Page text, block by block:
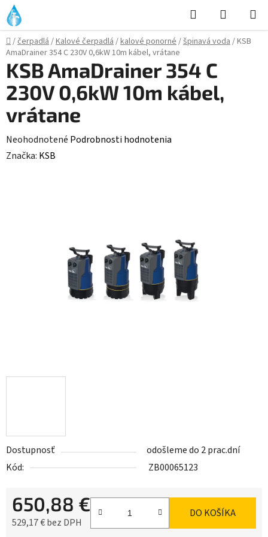
Prejsť
na
obsah
Hľadať
KOŠÍK
Domov
/čerpadlá/Kalové čerpadlá/kalové ponorné/špinavá voda/KSB
AmaDrainer 354 C 230V 0,6kW 10m kábel, vrátane
Dostupnosť
odošleme do 2 prac.dní
Kód:
ZB00065123
650,88 €
529,17 € bez DPH
DO KOŠÍKA
KSB AmaDrainer 354 C
230V 0,6kW 10m kábel,
vrátane
Priemerné
hodnotenie
Neohodnotené Podrobnosti hodnotenia
Značka: KSB